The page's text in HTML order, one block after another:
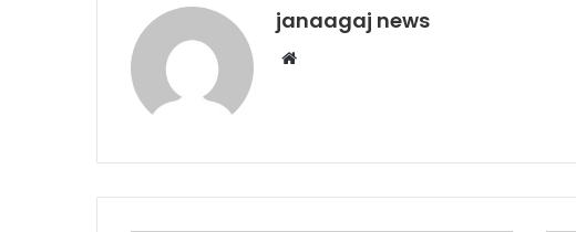
janaagaj news
Website